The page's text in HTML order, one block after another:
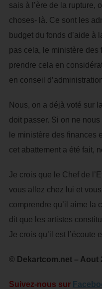
sais à l’ère de la rupture,
choses- là. Ce sont les
budget du fonds d’aide à
pas cela, le ministère des
prendre cela en
en conseil
Nous, on a déjà voté sur
doit passer. Si on ne
le ministère des finances
cet abattement a été fait,
Je crois que le Chef de
vous allez chez lui et
comprendre qu’il aime la
dit que les artistes
Je crois qu’il est l’écoute
© Dekartcom.net – Aout
Suivez-nous sur